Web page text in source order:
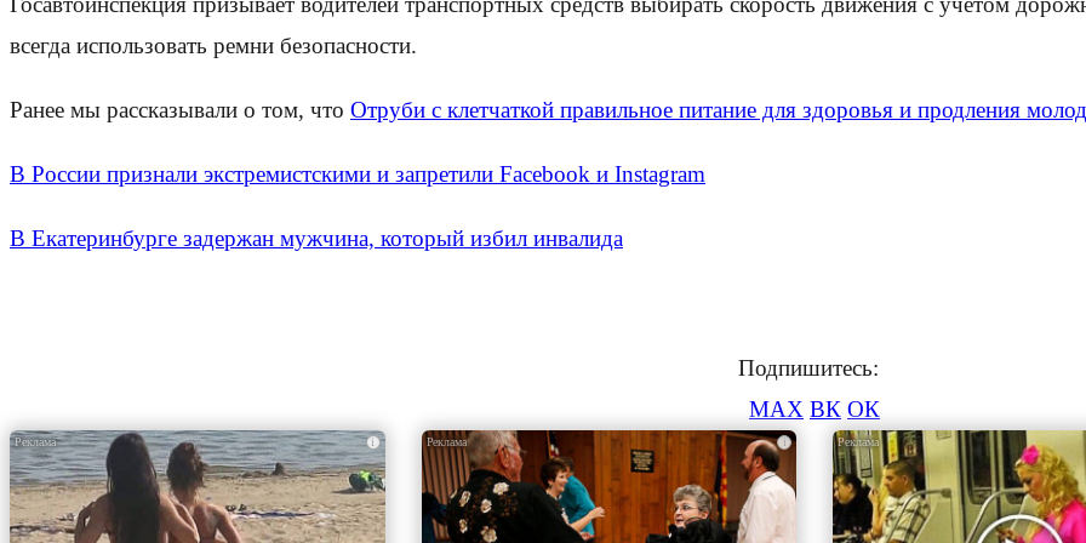
всегда использовать ремни безопасности.
Ранее мы рассказывали о том, что Отруби с клетчаткой правильное питание для здоровья и продления
В России признали экстремистскими и запретили Facebook и Instagram
В Екатеринбурге задержан мужчина, который избил инвалида
Подпишитесь:
MAX ВК ОК
i i